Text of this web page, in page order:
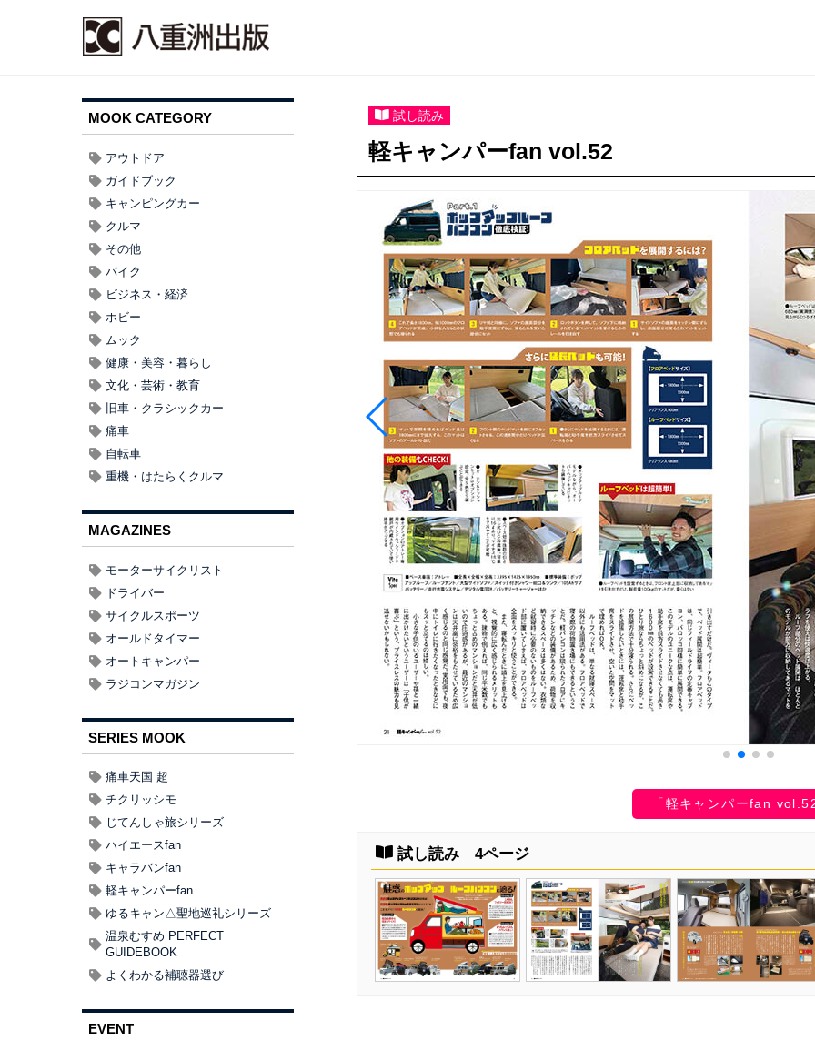
試し読み
軽キャンパーfan vol.52
「軽キャンパーfan
試し読み 4ページ
MOOK CATEGORY
アウトドア
ガイドブック
キャンピングカー
クルマ
その他
バイク
ビジネス・経済
ホビー
ムック
健康・美容・暮らし
文化・芸術・教育
旧車・クラシックカー
痛車
自転車
重機・はたらくクルマ
MAGAZINES
モーターサイクリスト
ドライバー
サイクルスポーツ
オールドタイマー
オートキャンパー
ラジコンマガジン
SERIES MOOK
痛車天国 超
チクリッシモ
じてんしゃ旅シリーズ
ハイエースfan
キャラバンfan
軽キャンパーfan
ゆるキャン△聖地巡礼シリーズ
温泉むすめ PERFECT
GUIDEBOOK
よくわかる補聴器選び
EVENT